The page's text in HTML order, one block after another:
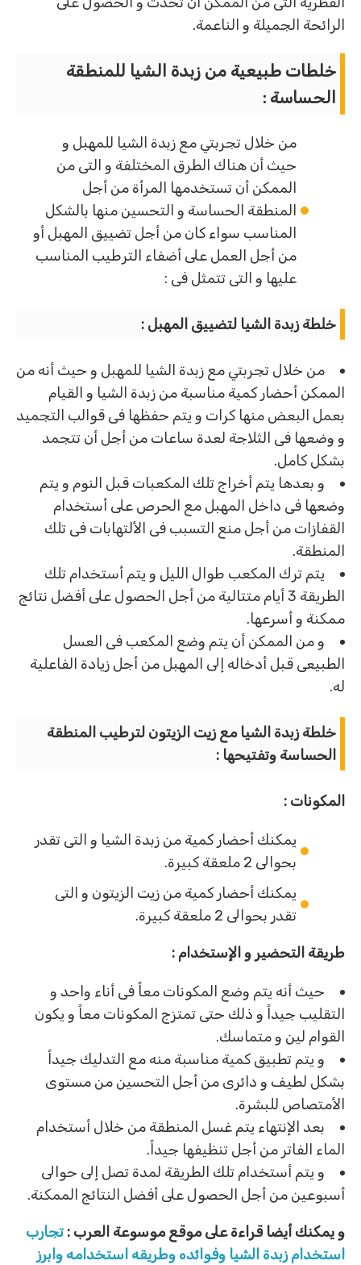
الرائحة الجميلة و الناعمة.
خلطات طبيعية من زبدة الشيا للمنطقة
الحساسة :
من خلال تجربتي مع زبدة الشيا للمهبل و
حيث أن هناك الطرق المختلفة و التى من
الممكن أن تستخدمها المرأة من أجل
المنطقة الحساسة و التحسين منها بالشكل
المناسب سواء كان من أجل تضييق المهبل أو
من أجل العمل على أضفاء الترطيب المناسب
عليها و التى تتمثل فى :
خلطة زبدة الشيا لتضييق المهبل :
من خلال تجربتي مع زبدة الشيا للمهبل و حيث أنه من
الممكن أحضار كمية مناسبة من زبدة الشيا و القيام
بعمل البعض منها كرات و يتم حفظها فى قوالب التجميد
و وضعها فى الثلاجة لعدة ساعات من أجل أن تتجمد
بشكل كامل.
و بعدها يتم أخراج تلك المكعبات قبل النوم و يتم
وضعها فى داخل المهبل مع الحرص على أستخدام
القفازات من أجل منع التسبب فى الألتهابات فى تلك
المنطقة.
يتم ترك المكعب طوال الليل و يتم أستخدام تلك
الطريقة 3 أيام متتالية من أجل الحصول على أفضل نتائج
ممكنة و أسرعها.
و من الممكن أن يتم وضع المكعب فى العسل
الطبيعى قبل أدخاله إلى المهبل من أجل زيادة الفاعلية
له.
خلطة زبدة الشيا مع زيت الزيتون لترطيب المنطقة
الحساسة وتفتيحها :
المكونات :
يمكنك أحضار كمية من زبدة الشيا و التى تقدر
بحوالى 2 ملعقة كبيرة.
يمكنك أحضار كمية من زيت الزيتون و التى
تقدر بحوالى 2 ملعقة كبيرة.
طريقة التحضير و الإستخدام :
حيث أنه يتم وضع المكونات معاً فى أناء واحد و
التقليب جيداً و ذلك حتى تمتزج المكونات معاً و يكون
القوام لين و متماسك.
و يتم تطبيق كمية مناسبة منه مع التدليك جيداً
بشكل لطيف و دائرى من أجل التحسين من مستوى
الأمتصاص للبشرة.
بعد الإنتهاء يتم غسل المنطقة من خلال أستخدام
الماء الفاتر من أجل تنظيفها جيداً.
و يتم أستخدام تلك الطريقة لمدة تصل إلى حوالى
أسبوعين من أجل الحصول على أفضل النتائج الممكنة.
و يمكنك أيضا قراءة على موقع موسوعة العرب : تجارب
استخدام زبدة الشيا وفوائده وطريقه استخدامه وابرز